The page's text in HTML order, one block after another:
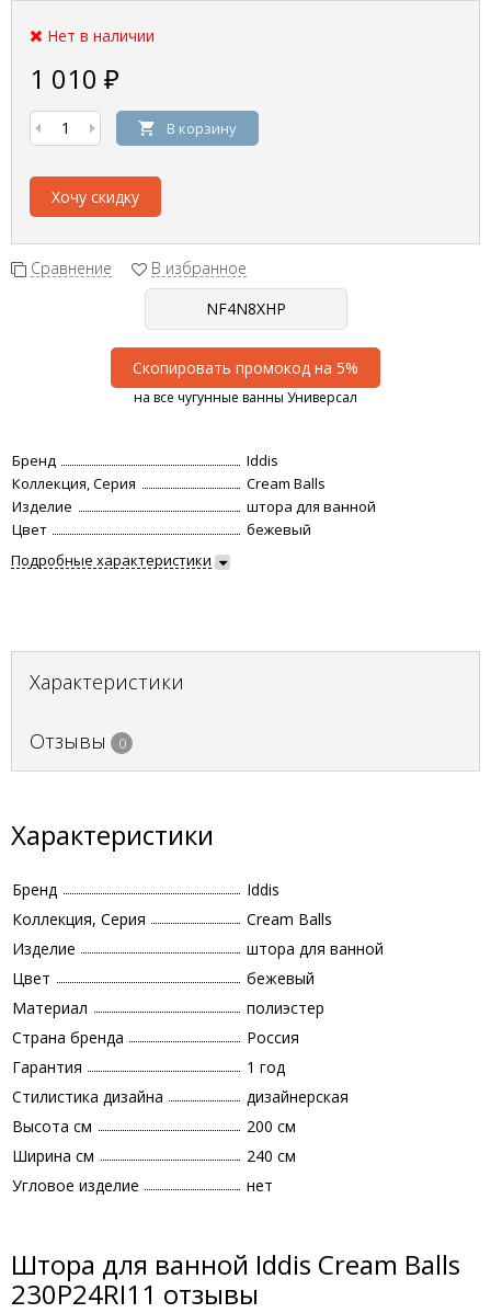
Нет в наличии
1 010 ₽
В корзину
Хочу скидку
Сравнение В избранное
Скопировать промокод на 5%
на все чугунные ванны Универсал
Бренд
Iddis
Коллекция, Серия
Cream Balls
Изделие
штора для ванной
Цвет
бежевый
Подробные характеристики
Характеристики
Отзывы 0
Характеристики
Бренд
Iddis
Коллекция, Серия
Cream Balls
Изделие
штора для ванной
Цвет
бежевый
Материал
полиэстер
Страна бренда
Россия
Гарантия
1 год
Стилистика дизайна
дизайнерская
Высота см
200 см
Ширина см
240 см
Угловое изделие
нет
Штора для ванной Iddis Cream Balls
230P24RI11 отзывы